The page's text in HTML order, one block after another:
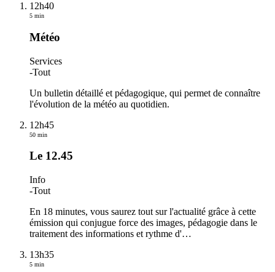
12h40
5 min
Météo
Services
-Tout
Un bulletin détaillé et pédagogique, qui permet de connaître
l'évolution de la météo au quotidien.
12h45
50 min
Le 12.45
Info
-Tout
En 18 minutes, vous saurez tout sur l'actualité grâce à cette
émission qui conjugue force des images, pédagogie dans le
traitement des informations et rythme d'…
13h35
5 min